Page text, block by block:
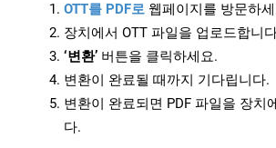
OTT를 PDF로 웹페이지를 방문하
장치에서 OTT 파일을 업로드합니
‘변환’ 버튼을 클릭하세요.
변환이 완료될 때까지 기다립니다.
변환이 완료되면 PDF 파일을 장치
다.